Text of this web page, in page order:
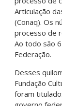
Articulação
(Conaq). Os
processo de
Ao todo são
Federação.
Desses
Fundação
foram